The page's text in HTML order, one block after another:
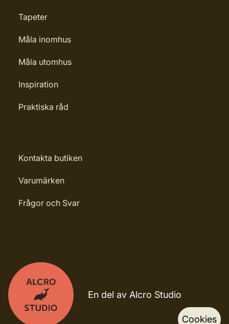
Tapeter
Måla inomhus
Måla utomhus
Inspiration
Praktiska råd
Kontakta butiken
Varumärken
Frågor och Svar
En del av Alcro Studio
Cookies